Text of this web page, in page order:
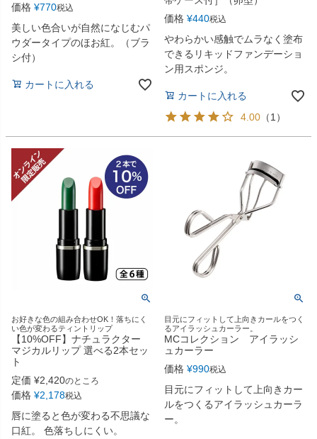
価格 ¥770税込
美しい色合いが自然になじむパ
ウダータイプのほお紅。（ブラ
シ付）
カートに入れる
価格 ¥440税込
やわらかい感触でムラなく塗布
できるリキッドファンデーショ
ン用スポンジ。
カートに入れる
4.00 （1 ）
お好きな色の組み合わせOK！落ちにく
い色が変わるティントリップ
【10%OFF】ナチュラクター
マジカルリップ 選べる2本セッ
ト
定価 ¥2,420のところ
価格 ¥2,178税込
唇に塗ると色が変わる不思議な
口紅。 色落ちしにくい。
目元にフィットして上向きカールをつく
るアイラッシュカーラー。
MCコレクション アイラッシ
ュカーラー
価格 ¥990税込
目元にフィットして上向きカー
ルをつくるアイラッシュカーラ
ー。